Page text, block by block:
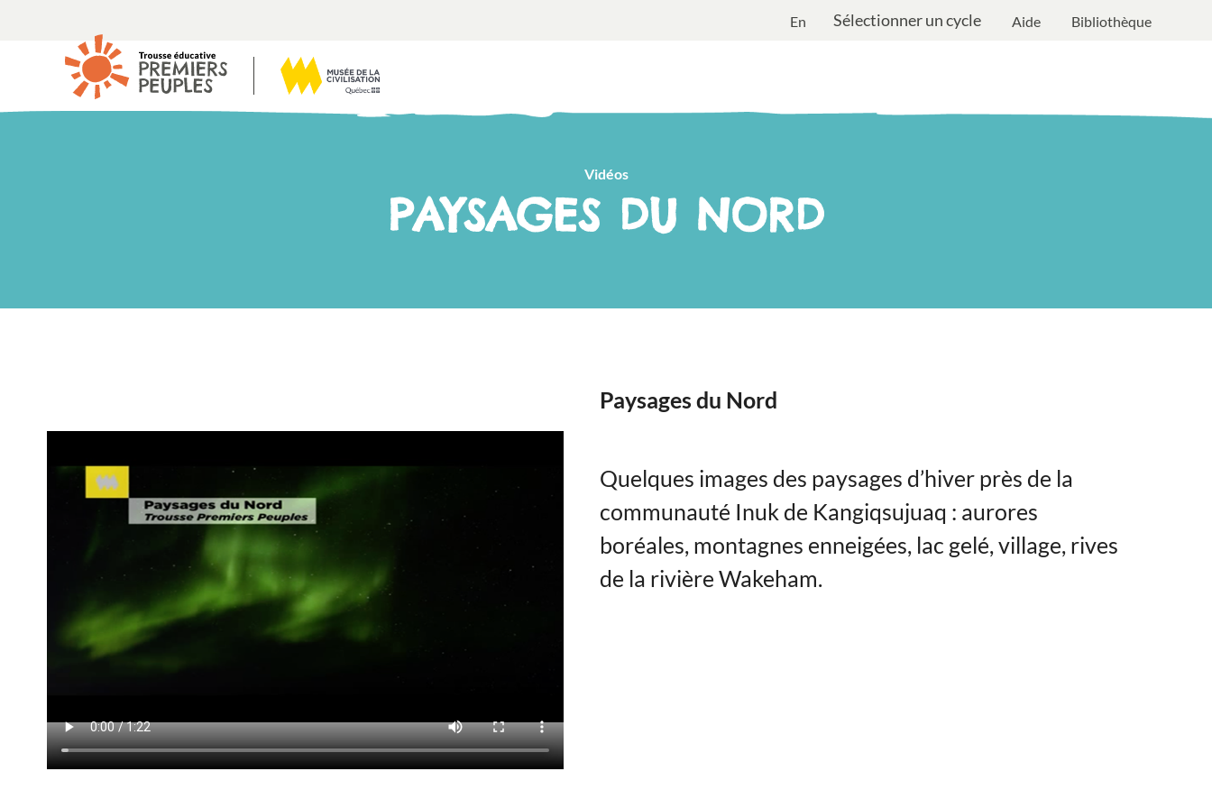
En Sélectionner un cycle Aide Bibliothèque
Vidéos
PAYSAGES DU NORD
Paysages du Nord
Quelques images des paysages d’hiver près de la
communauté Inuk de Kangiqsujuaq : aurores
boréales, montagnes enneigées, lac gelé, village, rives
de la rivière Wakeham.